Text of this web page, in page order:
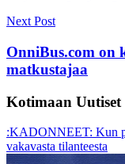
Next Post
OnniBus.com on
matkustajaa
Kotimaan Uutiset
:KADONNEET: Kun
vakavasta tilanteesta